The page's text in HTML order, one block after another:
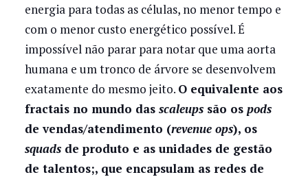
energia para todas as células, no menor tempo e
com o menor custo energético possível. É
impossível não parar para notar que uma aorta
humana e um tronco de árvore se desenvolvem
exatamente do mesmo jeito. O equivalente aos
fractais no mundo das scaleupssão os pods
de vendas/atendimento (revenue ops), os
squads de produto e as unidades de gestão
de talentos;, que encapsulam as redes de